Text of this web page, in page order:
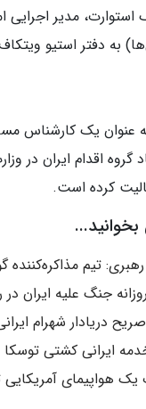
به دفتر استیو
عنوان یک کارشناس
اقدام ایران در
کرده است.
تیم
جنگ علیه ایران
دریادار شهرام
آمریکایی توسط ۳ جنگنده در آسمان عراق/